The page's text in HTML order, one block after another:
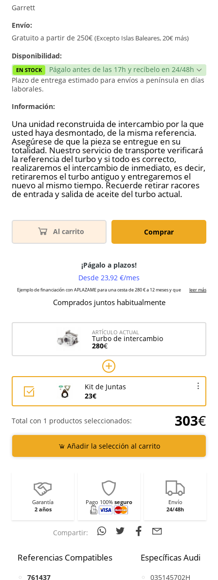
Reconstrucción
Garrett
Envío:
Gratuito a partir de 250€ (Excepto Islas Baleares, 20€ más)
Disponibilidad:
EN STOCK
Págalo antes de las 17h y recíbelo en 24/48h
Plazo de entrega estimado para envíos a península en días
laborales.
Información:
Una unidad reconstruida de intercambio por la que
usted haya desmontado, de la misma referencia.
Asegúrese de que la pieza se entregue en su
totalidad. Nuestro servicio de transporte verificará
la referencia del turbo y si todo es correcto,
realizaremos el intercambio de inmediato, es decir,
retiraremos el turbo antiguo y entregaremos el
nuevo al mismo tiempo. Recuerde retirar racores
de entrada y salida de aceite del turbo actual.
Al carrito Comprar
Comprados juntos habitualmente
ARTÍCULO ACTUAL
Turbo de intercambio
280€
Kit de Juntas
23€
Total con 1 productos seleccionados: 303€
Añadir la selección al carrito
Garantía
2 años
Pago 100% seguro
Envío
24/48h
Compartir:
Referencias Compatibles
761437
Específicas Audi
035145702H